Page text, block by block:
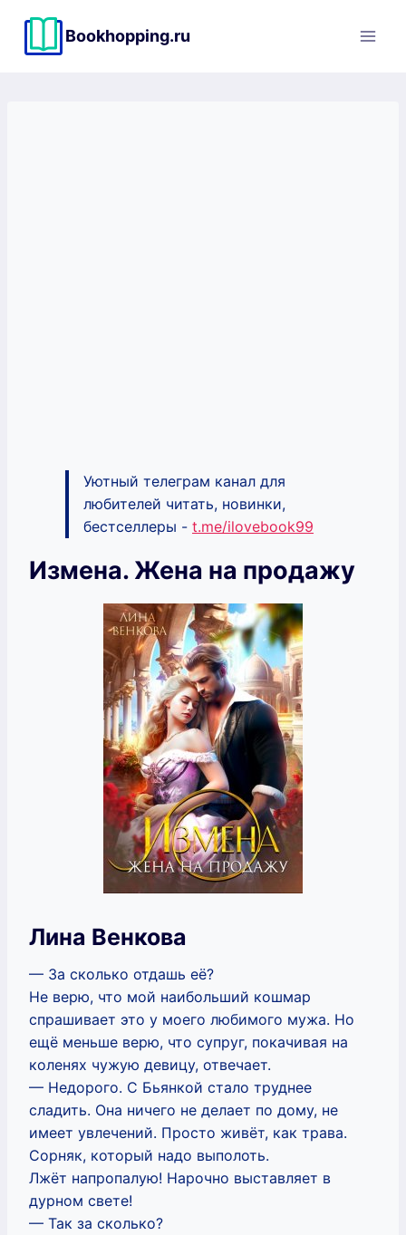
содержимому
Bookhopping.ru
Уютный телеграм канал для
любителей читать, новинки,
бестселлеры - t.me/ilovebook99
Измена. Жена на продажу
Лина Венкова
— За сколько отдашь её?
Не верю, что мой наибольший кошмар
спрашивает это у моего любимого мужа. Но
ещё меньше верю, что супруг, покачивая на
коленях чужую девицу, отвечает.
— Недорого. С Бьянкой стало труднее
сладить. Она ничего не делает по дому, не
имеет увлечений. Просто живёт, как трава.
Сорняк, который надо выполоть.
Лжёт напропалую! Нарочно выставляет в
дурном свете!
— Так за сколько?